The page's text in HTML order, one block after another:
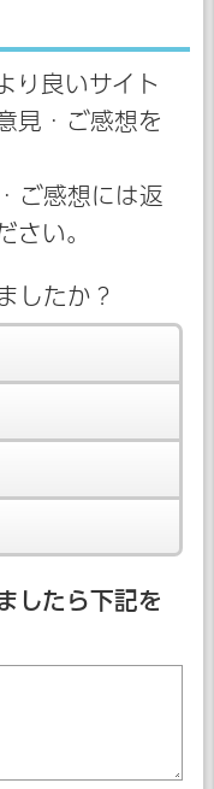
り良いサイト
見・ご感想を
ご感想には返
さい。
したか？
したら下記を